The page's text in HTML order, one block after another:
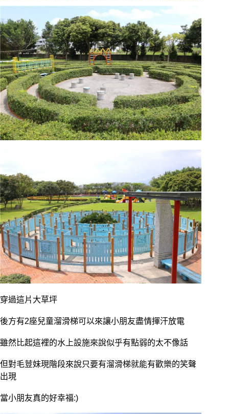
穿過這片大草坪
後方有2座兒童溜滑梯可以來讓小朋友盡情揮汗放電
雖然比起這裡的水上設施來說似乎有點弱的太不像話
但對毛荳妹現階段來說只要有溜滑梯就能有歡樂的笑聲
出現
當小朋友真的好幸福:)